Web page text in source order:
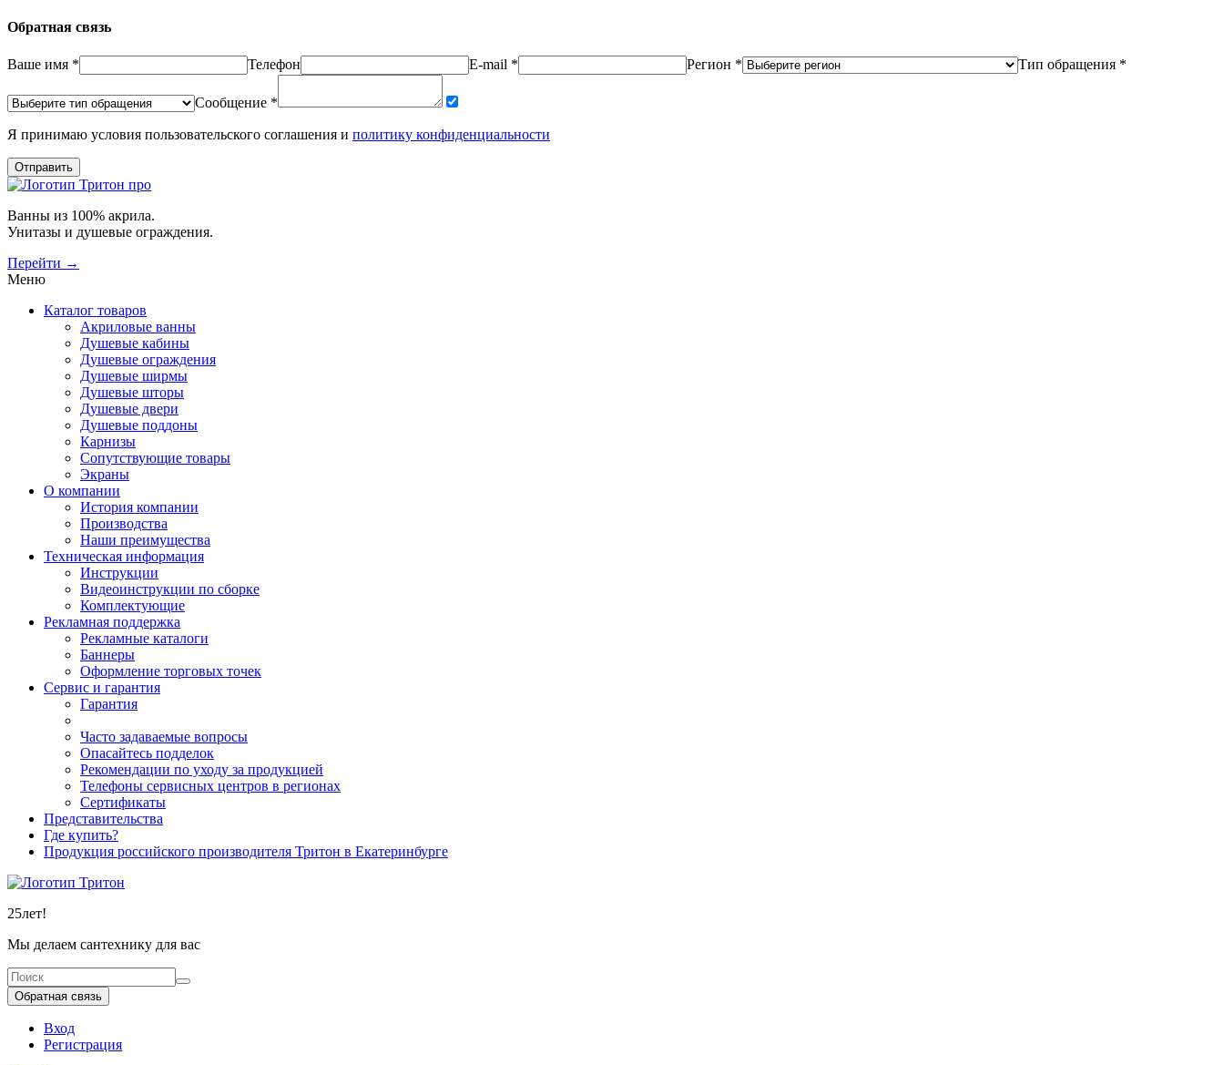
Обратная связь
Ваше имя * Телефон E-mail * Регион * Тип обращения *
Сообщение *
Я принимаю условия пользовательского соглашения и политику конфиденциальности
Отправить
Ванны из 100% акрила.
Унитазы и душевые ограждения.
Перейти →
Меню
Каталог товаров
Акриловые ванны
Душевые кабины
Душевые ограждения
Душевые ширмы
Душевые шторы
Душевые двери
Душевые поддоны
Карнизы
Сопутствующие товары
Экраны
О компании
История компании
Производства
Наши преимущества
Техническая информация
Инструкции
Видеоинструкции по сборке
Комплектующие
Рекламная поддержка
Рекламные каталоги
Баннеры
Оформление торговых точек
Сервис и гарантия
Гарантия
Часто задаваемые вопросы
Опасайтесь подделок
Рекомендации по уходу за продукцией
Телефоны сервисных центров в регионах
Сертификаты
Представительства
Где купить?
Продукция российского производителя Тритон в Екатеринбурге
25лет!
Мы делаем сантехнику для вас
Обратная связь
Вход
Регистрация